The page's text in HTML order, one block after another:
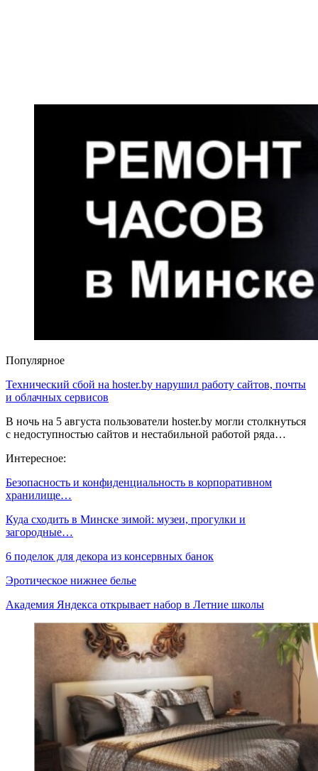
Популярное
Технический сбой на hoster.by нарушил работу сайтов, почты
и облачных сервисов
В ночь на 5 августа пользователи hoster.by могли столкнуться
с недоступностью сайтов и нестабильной работой ряда…
Интересное:
Безопасность и конфиденциальность в корпоративном
хранилище…
Куда сходить в Минске зимой: музеи, прогулки и
загородные…
6 поделок для декора из консервных банок
Эротическое нижнее белье
Академия Яндекса открывает набор в Летние школы